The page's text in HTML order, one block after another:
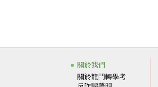
關於我們
關於龍門轉學考